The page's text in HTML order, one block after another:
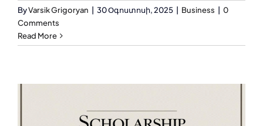
ByVarsik Grigoryan 30 Օգոստոսի, 2025 Business
0
Comments
Read More